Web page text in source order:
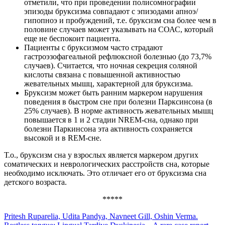
отметили, что при проведении полисомнографии
эпизоды бруксизма совпадают с эпизодами апноэ/
гипопноэ и пробуждений, т.е. бруксизм сна более чем в
половине случаев может указывать на СОАС, который
еще не беспокоит пациента.
Пациенты с бруксизмом часто страдают
гастроэзофагеальной рефлюксной болезнью (до 73,7%
случаев). Считается, что ночная секреция соляной
кислоты связана с повышенной активностью
жевательных мышц, характерной для бруксизма.
Бруксизм может быть ранним маркером нарушения
поведения в быстром сне при болезни Парксинсона (в
25% случаев). В норме активность жевательных мышц
повышается в 1 и 2 стадии NREM-сна, однако при
болезни Паркинсона эта активность сохраняется
высокой и в REM-сне.
Т.о., бруксизм сна у взрослых является маркером других
соматических и неврологических расстройств сна, которые
необходимо исключать. Это отличает его от бруксизма сна
детского возраста.
*****
Pritesh Ruparelia, Udita Pandya, Navneet Gill, Oshin Verma.